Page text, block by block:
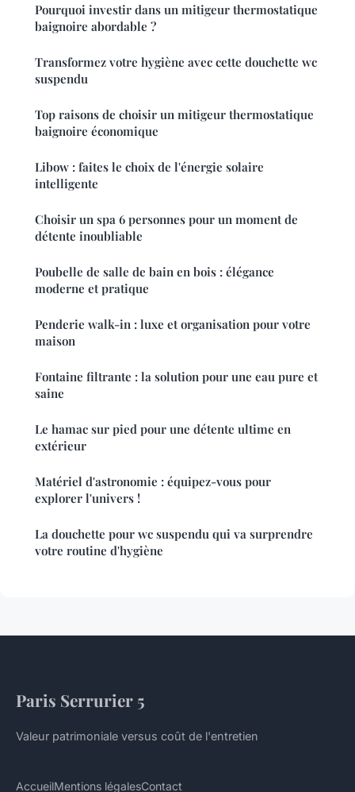
Pourquoi investir dans un mitigeur thermostatique
baignoire abordable ?
Transformez votre hygiène avec cette douchette wc
suspendu
Top raisons de choisir un mitigeur thermostatique
baignoire économique
Libow : faites le choix de l'énergie solaire
intelligente
Choisir un spa 6 personnes pour un moment de
détente inoubliable
Poubelle de salle de bain en bois : élégance
moderne et pratique
Penderie walk-in : luxe et organisation pour votre
maison
Fontaine filtrante : la solution pour une eau pure et
saine
Le hamac sur pied pour une détente ultime en
extérieur
Matériel d'astronomie : équipez-vous pour
explorer l'univers !
La douchette pour wc suspendu qui va surprendre
votre routine d'hygiène
Paris Serrurier 5
Valeur patrimoniale versus coût de l'entretien
AccueilMentions légalesContact